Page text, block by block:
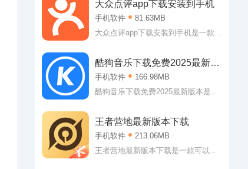
大众点评app下载安装到手机
手机软件
81.63MB
大众点评app下载安装到手机是一款可
用。大众点评app下载安装到手机可以
让大家了解到附近的可以消费的内
容，可以是美食，可以是美景，也可
以是看电影什么的!
酷狗音乐下载免费2025最新版
本
手机软件
166.98MB
酷狗音乐下载免费2025最新版本是一
音乐下载免费2025最新版本作为当下
最强大的播放平台，可以说用户可以
在这里听到任何自己想听的歌曲。
嗯，怎么说的也会有翻唱版本或者是
王者营地最新版本下载
手机软件
213.06MB
王者营地最新版本下载是一款可以让